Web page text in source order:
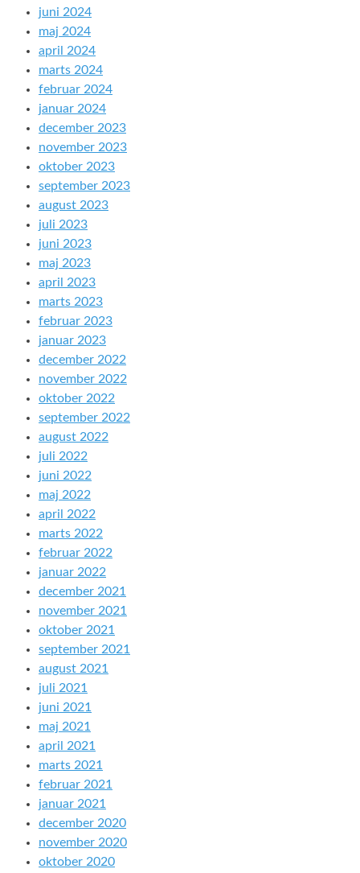
juni 2024
maj 2024
april 2024
marts 2024
februar 2024
januar 2024
december 2023
november 2023
oktober 2023
september 2023
august 2023
juli 2023
juni 2023
maj 2023
april 2023
marts 2023
februar 2023
januar 2023
december 2022
november 2022
oktober 2022
september 2022
august 2022
juli 2022
juni 2022
maj 2022
april 2022
marts 2022
februar 2022
januar 2022
december 2021
november 2021
oktober 2021
september 2021
august 2021
juli 2021
juni 2021
maj 2021
april 2021
marts 2021
februar 2021
januar 2021
december 2020
november 2020
oktober 2020